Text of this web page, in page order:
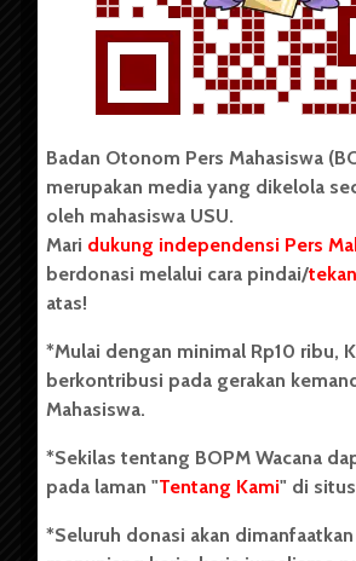
Copyright © 2023. All rights reserved
Badan Otonom Pers Mahasiswa (BOPM)
pers mahasiswa yang berdiri di luar
secara mandiri oleh mahasiswa
(USU). Sebelumnya BOPM Wacana
Unit Kegiatan Mahasiswa (UKM) di
berdiri pada 1 Juli 1995.
Kontribusi
Info Iklan
Badan Otonom Pers Mahasiswa
merupakan media yang dikelola
oleh mahasiswa USU.
Mari dukung independensi Pers
berdonasi melalui cara pindai/tekan
atas!
*Mulai dengan minimal Rp10 ribu,
berkontribusi pada gerakan
Mahasiswa.
*Sekilas tentang BOPM Wacana
pada laman "Tentang Kami" di
*Seluruh donasi akan